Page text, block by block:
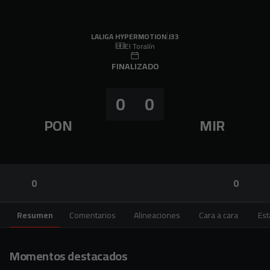
LALIGA HYPERMOTION|J33
El Toralín
FINALIZADO
PON
0 0
MIR
0 0
Resumen Comentarios Alineaciones Cara a cara
Momentos destacados